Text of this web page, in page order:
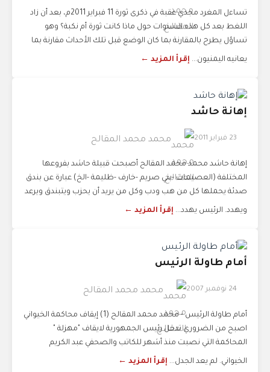
تساءل المغرد مجدي عقبة في ذكرى ثورة 11 فبراير 2011م، بعد أن زاد
اللغط بعد كل هذه السنوات حول ماذا كانت ثورة أم نكبة؟ ‏وهو
تساؤل يطرح بالمقارنة بما كان الوضع قبل تلك الأحداث مقارنة بما
يعانيه اليمنيون... إقرأ المزيد ←
إهانة حاشد
23 فبراير 2011 محمد محمد المقالح
إهانة حاشد محمد محمد المقالح أصبحت قبيلة حاشد بفروعها
المختلفة (العصيمات -بني صريم -خارف -ظليمة -الخ) عبارة عن بندق
صدئة يحملها كل من هب ودب وكل من يريد أن يحزب ويتبندق ويرعد
ويهدد. الرئيس يهدد... إقرأ المزيد ←
أمام طاولة الرئيس
24 نوفمبر 2007 محمد محمد المقالح
أمام طاولة الرئيس - محمد محمد المقالح (1) إيقاف محاكمة الخيواني
اصبح من الضروري تدخل رئيس الجمهورية لايقاف "مهزلة "
المحاكمة التي نصبت منذ أشهر للكاتب والصحفي عبد الكريم
الخيواني. لم يعد الجدل... إقرأ المزيد ←